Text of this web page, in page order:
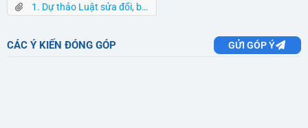
1. Dự thảo Luật sửa đổi, bổ sung một số điều Luật KN, Luật TC,Luật TCD.pdf
CÁC Ý KIẾN ĐÓNG GÓP GỬI GÓP Ý